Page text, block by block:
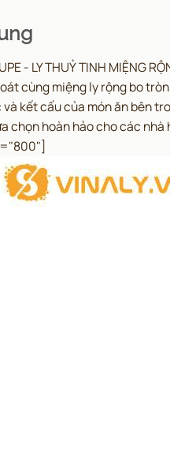
- LY THUỶ TINH MIỆNG
cùng miệng ly rộng bo
và kết cấu của món ăn bên
chọn hoàn hảo cho các